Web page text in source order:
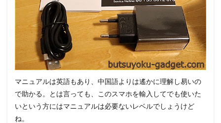
マニュアルは英語もあり、中国語よりは遙かに理解し易いの
で助かる。とは言っても、このスマホを輸入してでも使いた
いという方にはマニュアルは必要ないレベルでしょうけど
ね。